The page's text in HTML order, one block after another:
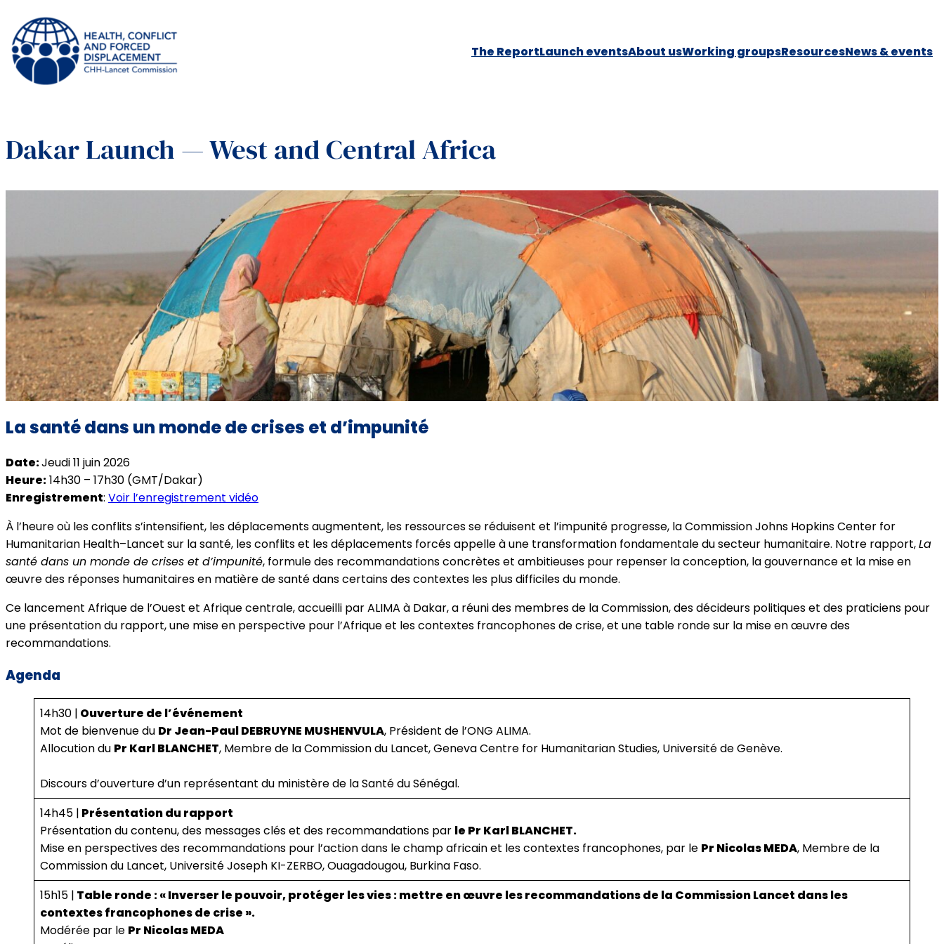
The ReportLaunch eventsAbout usWorking groupsResourcesNews & events
Dakar Launch — West and Central Africa
La santé dans un monde de crises et d’impunité
Date:Jeudi 11 juin 2026
Heure:14h30 – 17h30 (GMT/Dakar)
Enregistrement: Voir l’enregistrement vidéo
À l’heure où les conflits s’intensifient, les déplacements augmentent, les ressources se réduisent et l’impunité progresse, la Commission Johns Hopkins Center for
Humanitarian Health–Lancet sur la santé, les conflits et les déplacements forcés appelle à une transformation fondamentale du secteur humanitaire. Notre rapport,La
santé dans un monde de crises et d’impunité, formule des recommandations concrètes et ambitieuses pour repenser la conception, la gouvernance et la mise en
œuvre des réponses humanitaires en matière de santé dans certains des contextes les plus difficiles du monde.
Ce lancement Afrique de l’Ouest et Afrique centrale, accueilli par ALIMA à Dakar, a réuni des membres de la Commission, des décideurs politiques et des praticiens pour
une présentation du rapport, une mise en perspective pour l’Afrique et les contextes francophones de crise, et une table ronde sur la mise en œuvre des
recommandations.
Agenda
14h30 | Ouverture de l’événement
Mot de bienvenue du Dr Jean-Paul DEBRUYNE MUSHENVULA, Président de l’ONG ALIMA.
Allocution du Pr Karl BLANCHET, Membre de la Commission du Lancet, Geneva Centre for Humanitarian Studies, Université de Genève.
Discours d’ouverture d’un représentant du ministère de la Santé du Sénégal.
14h45 | Présentation du rapport
Présentation du contenu, des messages clés et des recommandations par le Pr Karl BLANCHET.
Mise en perspectives des recommandations pour l’action dans le champ africain et les contextes francophones, par le Pr Nicolas MEDA, Membre de la
Commission du Lancet, Université Joseph KI-ZERBO, Ouagadougou, Burkina Faso.
15h15 | Table ronde : « Inverser le pouvoir, protéger les vies : mettre en œuvre les recommandations de la Commission Lancet dans les
contextes francophones de crise ».
Modérée par le Pr Nicolas MEDA